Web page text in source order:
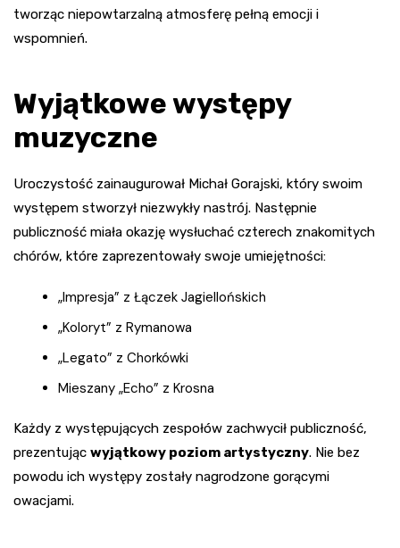
tworząc niepowtarzalną atmosferę pełną emocji i
wspomnień.
Wyjątkowe występy
muzyczne
Uroczystość zainaugurował Michał Gorajski, który swoim
występem stworzył niezwykły nastrój. Następnie
publiczność miała okazję wysłuchać czterech znakomitych
chórów, które zaprezentowały swoje umiejętności:
„Impresja” z Łączek Jagiellońskich
„Koloryt” z Rymanowa
„Legato” z Chorkówki
Mieszany „Echo” z Krosna
Każdy z występujących zespołów zachwycił publiczność,
prezentując wyjątkowy poziom artystyczny. Nie bez
powodu ich występy zostały nagrodzone gorącymi
owacjami.